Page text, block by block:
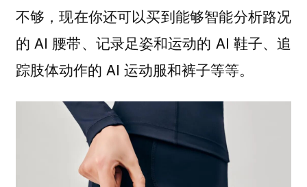
不够，现在你还可以买到能够智能分析路况
的 AI 腰带、记录足姿和运动的 AI 鞋子、追
踪肢体动作的 AI 运动服和裤子等等。